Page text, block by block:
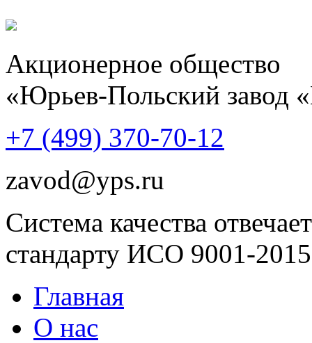
Акционерное общество
«Юрьев-Польский завод
+7 (499) 370-70-12
zavod@yps.ru
Система качества отвечает
стандарту ИСО 9001-2015
Главная
О нас